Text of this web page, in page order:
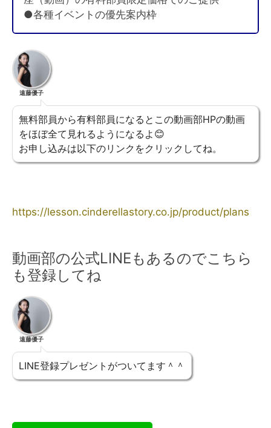
●各種イベントの優先案内枠
遠藤優子
無料部員から有料部員になるとこの動画部HPの動画
をほぼ全て見れるようになるよ😊
お申し込みは以下のリンクをクリックしてね。
https://lesson.cinderellastory.co.jp/product/plans
動画部の公式LINEもあるのでこちら
も登録してね
遠藤優子
LINE登録プレゼントがついてます＾＾